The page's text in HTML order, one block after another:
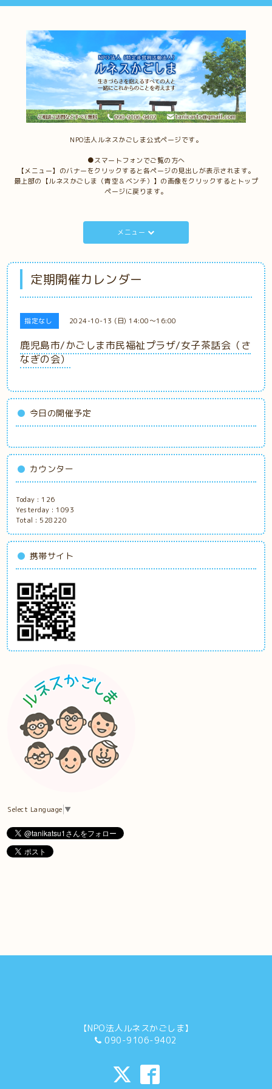
NPO法人ルネスかごしま公式ページです。
●スマートフォンでご覧の方へ
【メニュー】のバナーをクリックすると各ページの見出しが表示されます。
最上部の【ルネスかごしま（青空＆ベンチ）】の画像をクリックするとトップ
ページに戻ります。
メニュー
定期開催カレンダー
指定なし 2024-10-13 (日) 14:00～16:00
鹿児島市/かごしま市民福祉プラザ/女子茶話会（さ
なぎの会）
今日の開催予定
カウンター
Today : 126
Yesterday : 1093
Total : 528220
携帯サイト
Select Language ▼
【NPO法人ルネスかごしま】
090-9106-9402